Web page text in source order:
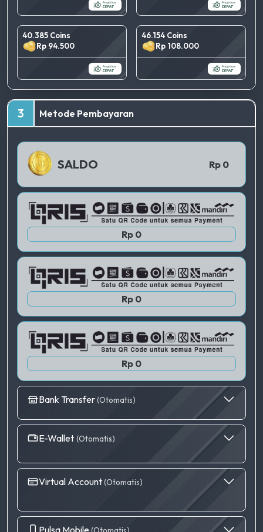
40.385 Coins
Rp 94.500
46.154 Coins
Rp 108.000
3 Metode Pembayaran
SALDO Rp 0
Rp 0
QRIS 1
Rp 0
QRIS 2
Rp 0
QRIS 3
Bank Transfer(Otomatis)
E-Wallet (Otomatis)
Virtual Account(Otomatis)
Pulsa Mobile